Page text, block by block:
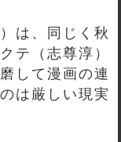
は、同じく秋
テ（志尊淳）
して漫画の連
は厳しい現実